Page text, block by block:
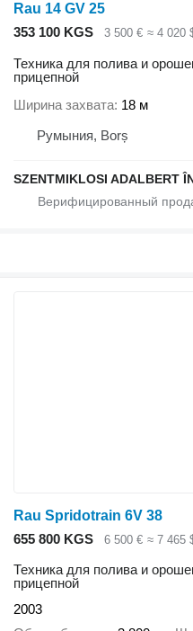
Rau 14 GV 25
353 100 KGS
3 500 € ≈ 4 020
Техника для полива и
прицепной
Ширина захвата 18 м
Румыния, Borș
Rau Spridotrain 6V 38
655 800 KGS
6 500 € ≈ 7 465
Техника для полива и
прицепной
2003